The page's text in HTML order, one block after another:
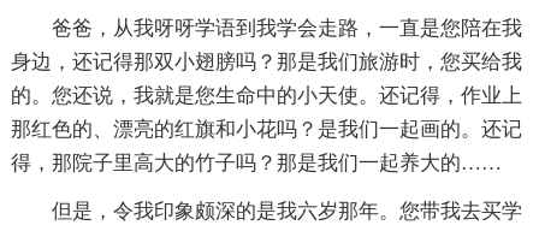
爸爸，从我呀呀学语到我学会走路，一直是您陪在我
身边，还记得那双小翅膀吗？那是我们旅游时，您买给我
的。您还说，我就是您生命中的小天使。还记得，作业上
那红色的、漂亮的红旗和小花吗？是我们一起画的。还记
得，那院子里高大的竹子吗？那是我们一起养大的……
但是，令我印象颇深的是我六岁那年。您带我去买学